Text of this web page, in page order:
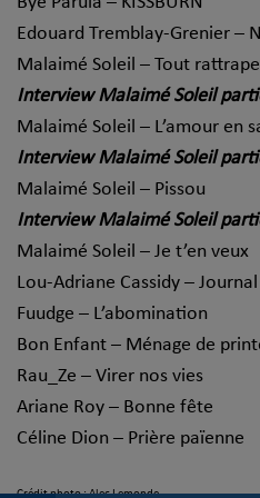
Edouard Tremblay-Grenier –
Malaimé Soleil – Tout
Interview Malaimé Soleil
Malaimé Soleil – L’amour en
Interview Malaimé Soleil
Malaimé Soleil – Pissou
Interview Malaimé Soleil
Malaimé Soleil – Je t’en veux
Lou-Adriane Cassidy –
Fuudge – L’abomination
Bon Enfant – Ménage de
Rau_Ze – Virer nos vies
Ariane Roy – Bonne fête
Céline Dion – Prière païenne
Crédit photo : Alec Lemonde